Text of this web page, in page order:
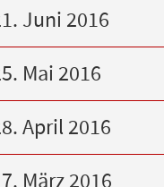
Juni 2016
Mai 2016
April 2016
März 2016